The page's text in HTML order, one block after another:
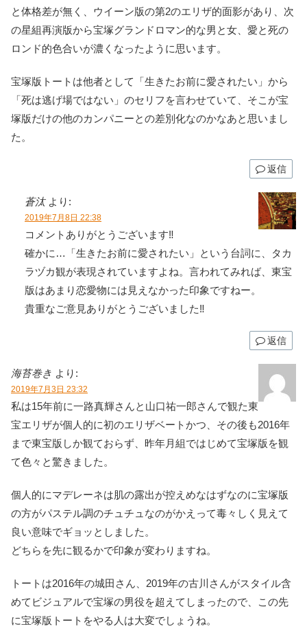
と体格差が無く、ウイーン版の第2のエリザ的面影があり、次
の星組再演版から宝塚グランドロマン的な男と女、愛と死の
ロンド的色合いが濃くなったように思います。
宝塚版トートは他者として「生きたお前に愛されたい」から
「死は逃げ場ではない」のセリフを言わせていて、そこが宝
塚版だけの他のカンパニーとの差別化なのかなあと思いまし
た。
返信
蒼汰 より:
2019年7月8日 22:38
コメントありがとうございます‼
確かに…「生きたお前に愛されたい」という台詞に、タカ
ラヅカ観が表現されていますよね。言われてみれば、東宝
版はあまり恋愛物には見えなかった印象ですねー。
貴重なご意見ありがとうございました‼
返信
海苔巻き より:
2019年7月3日 23:32
私は15年前に一路真輝さんと山口祐一郎さんで観た東
宝エリザが個人的に初のエリザベートかつ、その後も2016年
まで東宝版しか観ておらず、昨年月組ではじめて宝塚版を観
て色々と驚きました。
個人的にマデレーネは肌の露出が控えめなはずなのに宝塚版
の方がパステル調のチュチュなのがかえって毒々しく見えて
良い意味でギョッとしました。
どちらを先に観るかで印象が変わりますね。
トートは2016年の城田さん、2019年の古川さんがスタイル含
めてビジュアルで宝塚の男役を超えてしまったので、この先
に宝塚版トートをやる人は大変でしょうね。